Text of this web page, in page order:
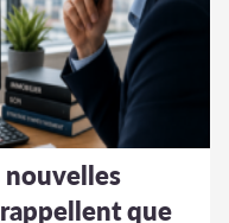
nouvelles
que